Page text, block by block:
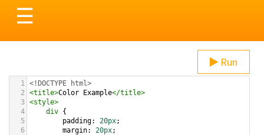
Toggle
navigation
☰
Run
1 <!DOCTYPE html>
2
<title>Color Example</title>
3 <style>
4
div {
5
padding: 20px;
6
margin: 20px;